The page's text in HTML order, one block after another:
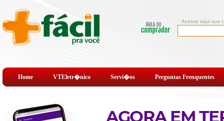
Home VTEletr�nico Servi�os Perguntas Frenquentes